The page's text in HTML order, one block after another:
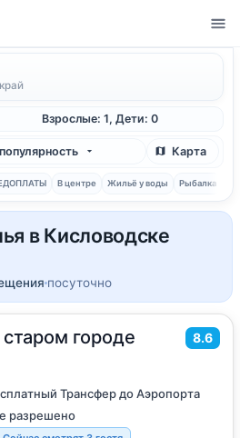
Взрослые: 1, Дети: 0
популярность Карта
В центре Жильё у воды Рыбалка
в Кисловодске
посуточно
городе 8.6
Трансфер до Аэропорта
разрешено